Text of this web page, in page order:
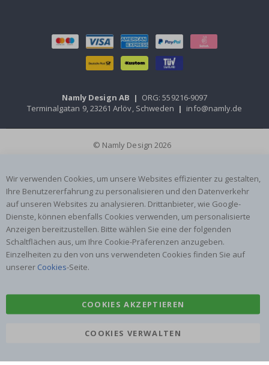
Namly Design AB | ORG: 559216-9097
Terminalgatan 9, 23261 Arlöv, Schweden | info@namly.de
© Namly Design 2026
Wir verwenden Cookies, um unsere Websites effizienter zu gestalten,
Ihre Benutzererfahrung zu personalisieren und den Datenverkehr
auf unseren Websites zu analysieren. Drittanbieter, wie Google-
Dienste, können ebenfalls Cookies verwenden, um personalisierte
Anzeigen bereitzustellen. Bitte wählen Sie eine der folgenden
Schaltflächen aus, um Ihre Cookie-Präferenzen anzugeben.
Einzelheiten zu den von uns verwendeten Cookies finden Sie auf
unserer Cookies-Seite.
COOKIES AKZEPTIEREN
COOKIES VERWALTEN